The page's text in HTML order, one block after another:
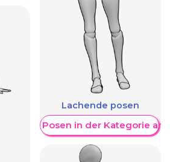
Lachende posen
Weitere Posen in der Kategorie